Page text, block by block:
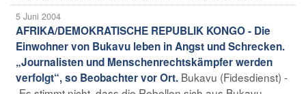
5 Juni 2004
AFRIKA/DEMOKRATISCHE REPUBLIK KONGO - Die
Einwohner von Bukavu leben in Angst und Schrecken.
„Journalisten und Menschenrechtskämpfer werden
verfolgt“, so Beobachter vor Ort. Bukavu (Fidesdienst) -